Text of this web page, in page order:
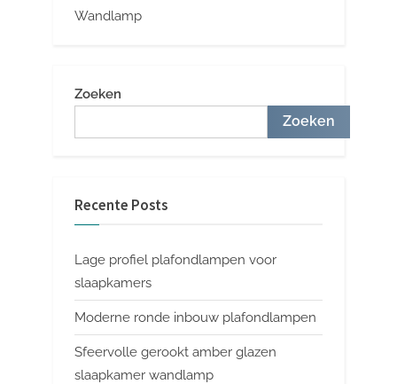
Wandlamp
Zoeken
Zoeken
Recente Posts
Lage profiel plafondlampen voor
slaapkamers
Moderne ronde inbouw plafondlampen
Sfeervolle gerookt amber glazen
slaapkamer wandlamp